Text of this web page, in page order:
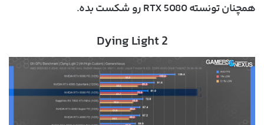
همچنان تونسته RTX 5080 رو شکست بده.
Dying Light 2